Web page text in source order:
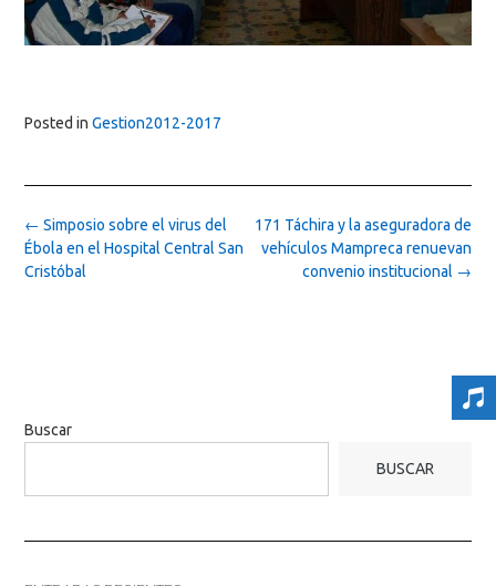
Posted in Gestion2012-2017
Post
navigation
171 Táchira y la aseguradora de
vehículos Mampreca renuevan
convenio institucional →
← Simposio sobre el virus del
Ébola en el Hospital Central San
Cristóbal
Buscar
BUSCAR